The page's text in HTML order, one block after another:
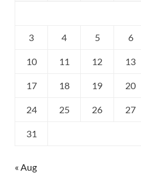
3 4 5 6
10 11 12 13
17 18 19 20
24 25 26 27
31
« Aug